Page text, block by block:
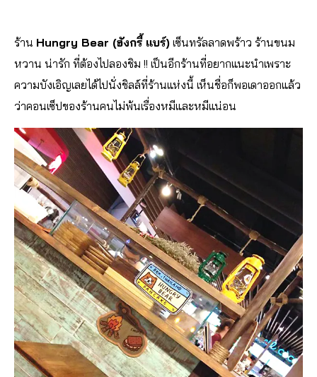
ร้าน Hungry Bear (ฮังกรี้ แบร์) เซ็นทรัลลาดพร้าว ร้านขนม
หวาน น่ารัก ที่ต้องไปลองชิม !! เป็นอีกร้านที่อยากแนะนำเพราะ
ความบังเอิญเลยได้ไปนั่งชิลล์ที่ร้านแห่งนี้ เห็นชื่อก็พอเดาออกแล้ว
ว่าคอนเซ็ปของร้านคนไม่พ้นเรื่องหมีและหมีแน่อน